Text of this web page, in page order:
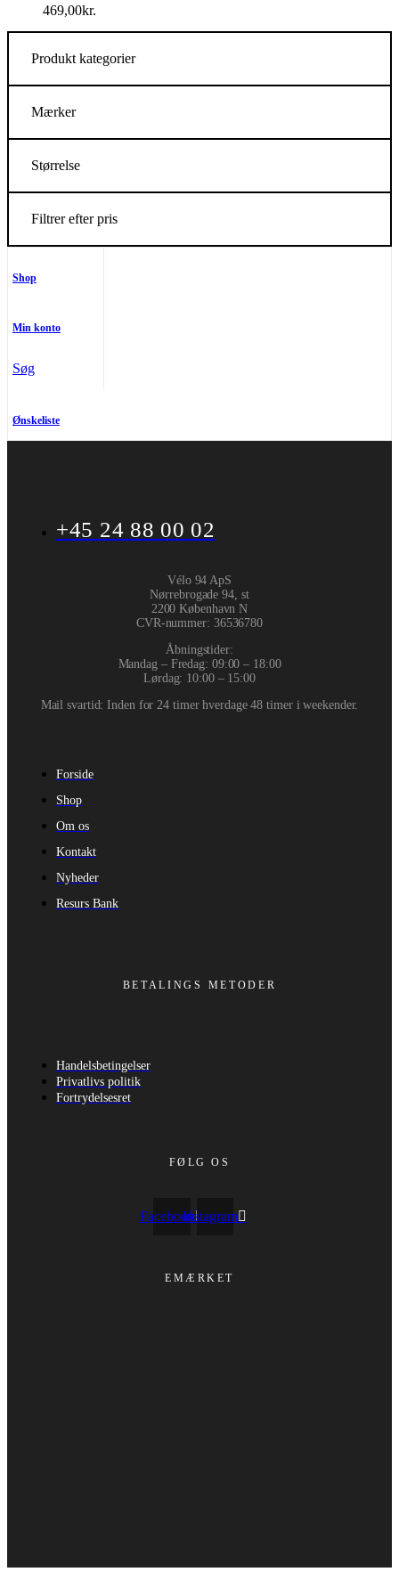
469,00kr.
Produkt kategorier
Mærker
Størrelse
Filtrer efter pris
Shop
Min konto
Søg
Ønskeliste
+45 24 88 00 02
Vélo 94 ApS
Nørrebrogade 94, st
2200 København N
CVR-nummer: 36536780
Åbningstider:
Mandag – Fredag: 09:00 – 18:00
Lørdag: 10:00 – 15:00
Mail svartid: Inden for 24 timer hverdage 48 timer i weekender.
Forside
Shop
Om os
Kontakt
Nyheder
Resurs Bank
BETALINGS METODER
Handelsbetingelser
Privatlivs politik
Fortrydelsesret
FØLG OS
FacebookInstagram
EMÆRKET